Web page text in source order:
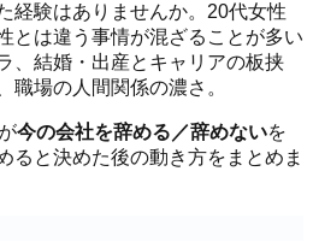
経験はありませんか。20代女性
とは違う事情が混ざることが多い
、結婚・出産とキャリアの板挟
職場の人間関係の濃さ。
今の会社を辞める／辞めないを
ると決めた後の動き方をまとめま